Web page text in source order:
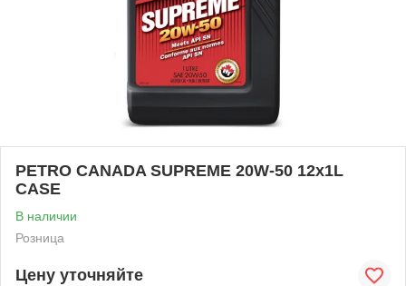
PETRO CANADA SUPREME 20W-50 12x1L
CASE
В наличии
Розница
Цену уточняйте